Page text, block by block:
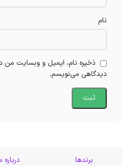
نام
ذخیره نام، ایمیل و وبسایت من
دیدگاهی می‌نویسم.
برندها درباره